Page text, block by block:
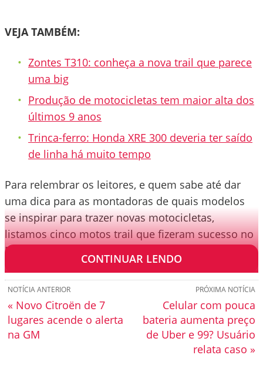
VEJA TAMBÉM:
Zontes T310: conheça a nova trail que parece
uma big
Produção de motocicletas tem maior alta dos
últimos 9 anos
Trinca-ferro: Honda XRE 300 deveria ter saído
de linha há muito tempo
Para relembrar os leitores, e quem sabe até dar
uma dica para as montadoras de quais modelos
se inspirar para trazer novas motocicletas,
listamos cinco motos trail que fizeram sucesso no
Brasil.
CONTINUAR LENDO
PRÓXIMA NOTÍCIA
Celular com pouca
bateria aumenta preço
de Uber e 99? Usuário
relata caso »
NOTÍCIA ANTERIOR
« Novo Citroën de 7
lugares acende o alerta
na GM